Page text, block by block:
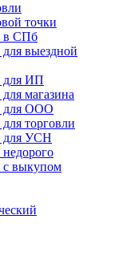
точки
в СПб
выездной
для ИП
магазина
для ООО
торговли
для УСН
выкупом